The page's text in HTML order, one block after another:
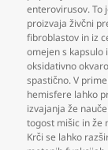
enterovirusov. To
proizvaja živčni
fibroblastov in iz
omejen s kapsulo
oksidativno
spastično. V
hemisfere lahko
izvajanja že
togost mišic in že
Krči se lahko